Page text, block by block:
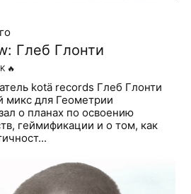
Глеб Глонти
🔥
kotä records Глеб Глонти
микс для Геометрии
о планах по освоению
геймификации и о том, как